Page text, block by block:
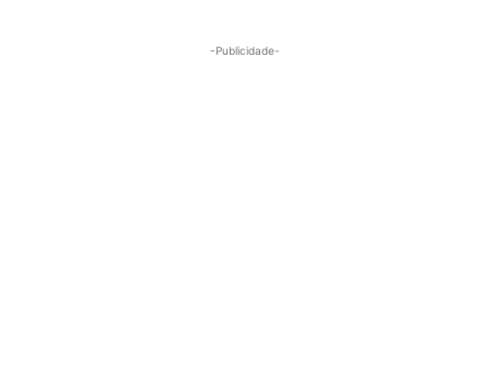
-Publicidade-